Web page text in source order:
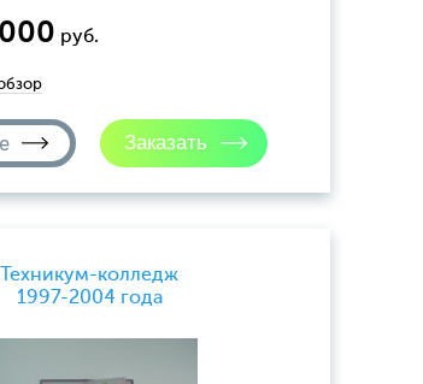
руб.
Техникум-колледж
1997-2004 года